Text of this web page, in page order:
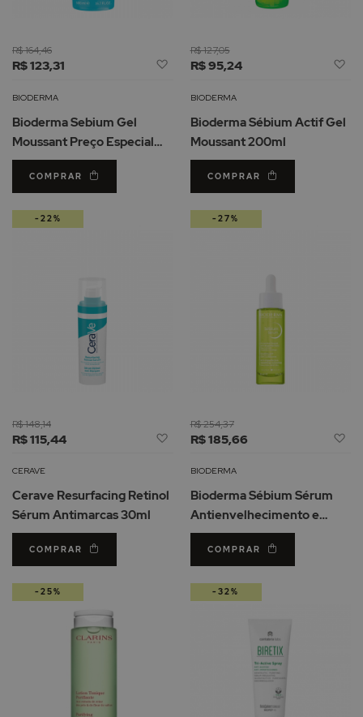
R$ 123,31
R$ 164,46
Adicionar
Lista
Desejos
BIODERMA
Bioderma Sebium Gel
Moussant Preço Especial
500ml
COMPRAR
R$ 95,24
R$ 127,05
BIODERMA
Bioderma Sébium Actif Gel
Moussant 200ml
COMPRAR
R$ 115,44
R$ 148,14
Adicionar
Lista
Desejos
CERAVE
Cerave Resurfacing Retinol
Sérum Antimarcas 30ml
COMPRAR
-22%
R$ 185,66
R$ 254,37
BIODERMA
Bioderma Sébium Sérum
Antienvelhecimento e
Anti-Imperfeições 30ml
COMPRAR
-27%
-25% -32%